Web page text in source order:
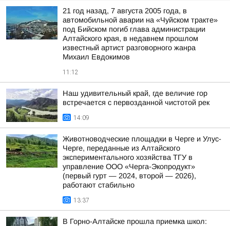
21 год назад, 7 августа 2005 года, в
автомобильной аварии на «Чуйском тракте»
под Бийском погиб глава администрации
Алтайского края, в недавнем прошлом
известный артист разговорного жанра
Михаил Евдокимов
11:12
Наш удивительный край, где величие гор
встречается с первозданной чистотой рек
14:09
Животноводческие площадки в Черге и Улус-
Черге, переданные из Алтайского
экспериментального хозяйства ТГУ в
управление ООО «Черга-Экопродукт»
(первый гурт — 2024, второй — 2026),
работают стабильно
13:37
В Горно-Алтайске прошла приемка школ: